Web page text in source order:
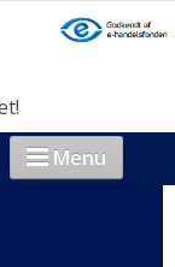
Menu